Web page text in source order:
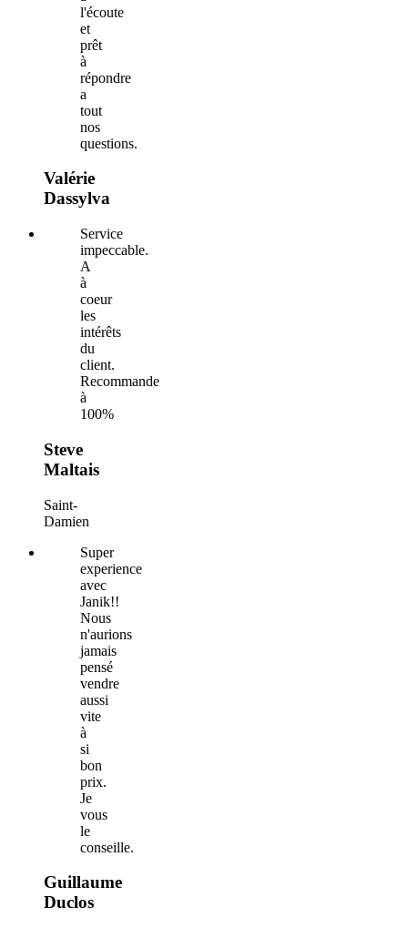
l'écoute
et
prêt
à
répondre
a
tout
nos
questions.
Valérie
Dassylva
Service
impeccable.
A
à
coeur
les
intérêts
du
client.
Recommande
à
100%
Steve
Maltais
Saint-
Damien
Super
experience
avec
Janik!!
Nous
n'aurions
jamais
pensé
vendre
aussi
vite
à
si
bon
prix.
Je
vous
le
conseille.
Guillaume
Duclos